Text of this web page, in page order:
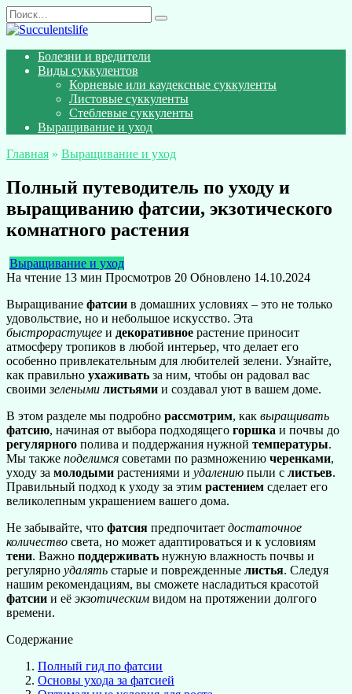
Перейти
к
Search
for:
Болезни и вредители
Виды суккулентов
Корневые или каудексные суккуленты
Листовые суккуленты
Стеблевые суккуленты
Выращивание и уход
Главная » Выращивание и уход
Полный путеводитель по уходу и
выращиванию фатсии, экзотического
комнатного растения
Выращивание и уход
На чтение 13 мин Просмотров 20 Обновлено 14.10.2024
Выращивание фатсии в домашних условиях – это не только
удовольствие, но и небольшое искусство. Эта
быстрорастущее и декоративное растение приносит
атмосферу тропиков в любой интерьер, что делает его
особенно привлекательным для любителей зелени. Узнайте,
как правильно ухаживать за ним, чтобы он радовал вас
своимизелеными листьями и создавал уют в вашем доме.
В этом разделе мы подробно рассмотрим, как выращивать
фатсию, начиная от выбора подходящего горшка и почвы до
регулярного полива и поддержания нужной температуры.
Мы также поделимся советами по размножению черенками,
уходу за молодыми растениями и удалению пыли с листьев.
Правильный подход к уходу за этим растением сделает его
великолепным украшением вашего дома.
Не забывайте, что фатсия предпочитает достаточное
количество света, но может адаптироваться и к условиям
тени. Важно поддерживать нужную влажность почвы и
регулярно удалять старые и поврежденные листья. Следуя
нашим рекомендациям, вы сможете насладиться красотой
фатсии и её экзотическим видом на протяжении долгого
времени.
Содержание
Полный гид по фатсии
Основы ухода за фатсией